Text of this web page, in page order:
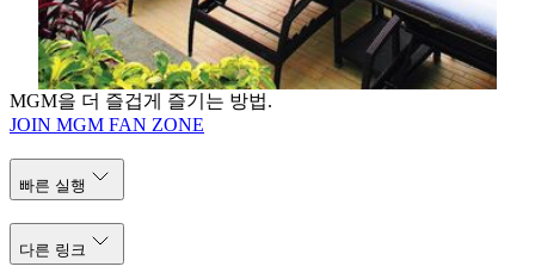
면 일상은 잠시 멀어지고 깊은 고요가 스며듭니다.
더 알아보기
MGM을 더 즐겁게 즐기는 방법.
JOIN MGM FAN ZONE
빠른 실행
다른 링크